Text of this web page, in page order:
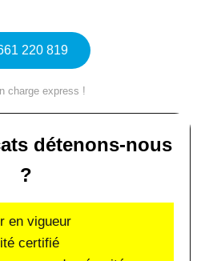
220 819
charge express !
détenons-nous
?
en vigueur
certifié